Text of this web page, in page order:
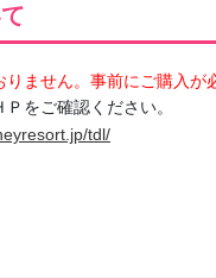
ません。事前にご購入が
をご確認ください。
tdl/